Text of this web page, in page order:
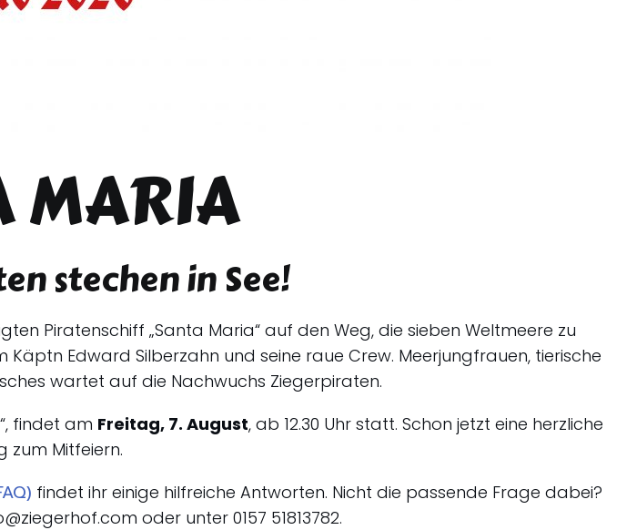
MARIA
stechen in See!
Piratenschiff „Santa Maria“ auf den Weg, die sieben Weltmeere zu
Edward Silberzahn und seine raue Crew. Meerjungfrauen, tierische
wartet auf die Nachwuchs Ziegerpiraten.
findet am Freitag, 7. August, ab 12.30 Uhr statt. Schon jetzt eine herzliche
zum Mitfeiern.
findet ihr einige hilfreiche Antworten. Nicht die passende Frage dabei?
oder unter 0157 51813782.